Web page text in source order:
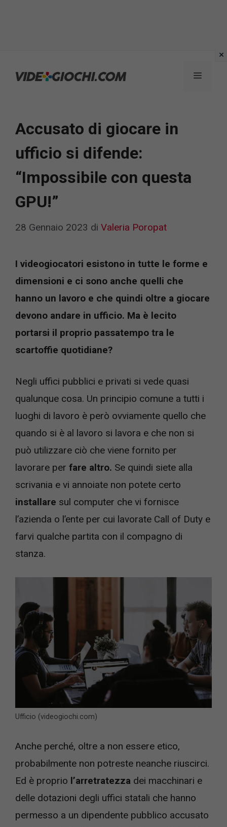
Menu
Accusato di giocare in
ufficio si difende:
“Impossibile con questa
GPU!”
28 Gennaio 2023 di Valeria Poropat
I videogiocatori esistono in tutte le forme e
dimensioni e ci sono anche quelli che
hanno un lavoro e che quindi oltre a giocare
devono andare in ufficio. Ma è lecito
portarsi il proprio passatempo tra le
scartoffie quotidiane?
Negli uffici pubblici e privati si vede quasi
qualunque cosa. Un principio comune a tutti i
luoghi di lavoro è però ovviamente quello che
quando si è al lavoro si lavora e che non si
può utilizzare ciò che viene fornito per
lavorare per fare altro. Se quindi siete alla
scrivania e vi annoiate non potete certo
installare sul computer che vi fornisce
l’azienda o l’ente per cui lavorate Call of Duty e
farvi qualche partita con il compagno di
stanza.
Ufficio (videogiochi.com)
Anche perché, oltre a non essere etico,
probabilmente non potreste neanche riuscirci.
Ed è proprio l’arretratezza dei macchinari e
delle dotazioni degli uffici statali che hanno
permesso a un dipendente pubblico accusato